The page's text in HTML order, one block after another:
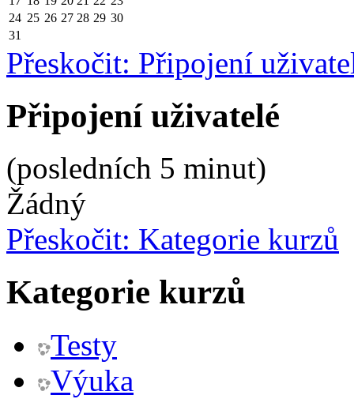
24 25 26 27 28 29 30
31
Přeskočit: Připojení
Připojení uživatelé
(posledních 5 minut)
Žádný
Přeskočit: Kategorie kurzů
Kategorie kurzů
Testy
Výuka